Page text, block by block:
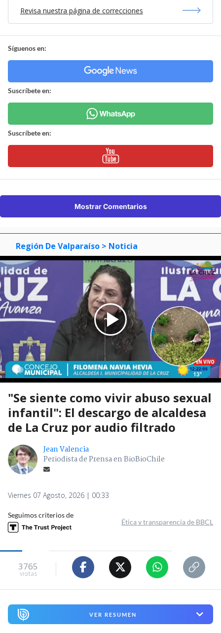
Revisa nuestra página de correcciones
Síguenos en:
Suscríbete en:
Suscríbete en:
Mostrar Comentarios
Región De Valparaíso > Noticia
"Se siente como vivir abuso sexual
infantil": El descargo de alcaldesa
de La Cruz por audio filtrado
Jean Valencia
Periodista de Prensa en BioBioChile
Viernes 07 Agosto, 2026 | 00:33
Seguimos criterios de
Ética y transparencia de BBCL
3765
visitas
VER RESUMEN